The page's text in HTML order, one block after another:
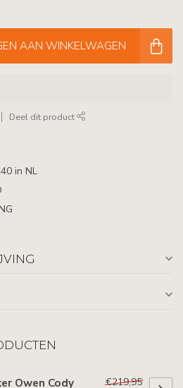
AAN WINKELWAGEN
Deel dit product
in NL
Owen Cody
€219,95